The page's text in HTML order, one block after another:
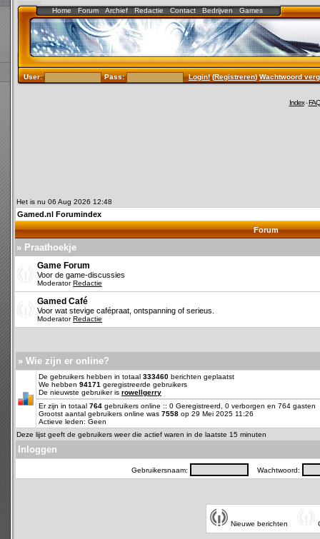
Home Forum Archief Redactie Contact Bedrijven Games
User: Pass: Login!(Registreren)Wachtwoord
Index-FAQ
Het is nu 06 Aug 2026 12:48
Gamed.nl Forumindex
Forum
» Praathoekje
Game Forum
Voor de game-discussies
ModeratorRedactie
Gamed Café
Voor wat stevige cafépraat, ontspanning of serieus.
ModeratorRedactie
» Wie zijn er online?
De gebruikers hebben in totaal 333460 berichten geplaatst
We hebben 94171 geregistreerde gebruikers
De nieuwste gebruiker is rowellgerry
Er zijn in totaal 764 gebruikers online :: 0 Geregistreerd, 0 verborgen en 764
Grootst aantal gebruikers online was 7558 op 29 Mei 2025 11:26
Actieve leden: Geen
Deze lijst geeft de gebruikers weer die actief waren in de laatste 15 minuten
Inloggen
Gebruikersnaam: Wachtwoord:
Nieuwe berichten